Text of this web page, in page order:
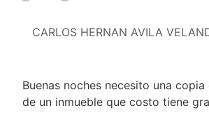
CARLOS HERNAN AVILA
Buenas noches necesito una
de un inmueble que costo tiene